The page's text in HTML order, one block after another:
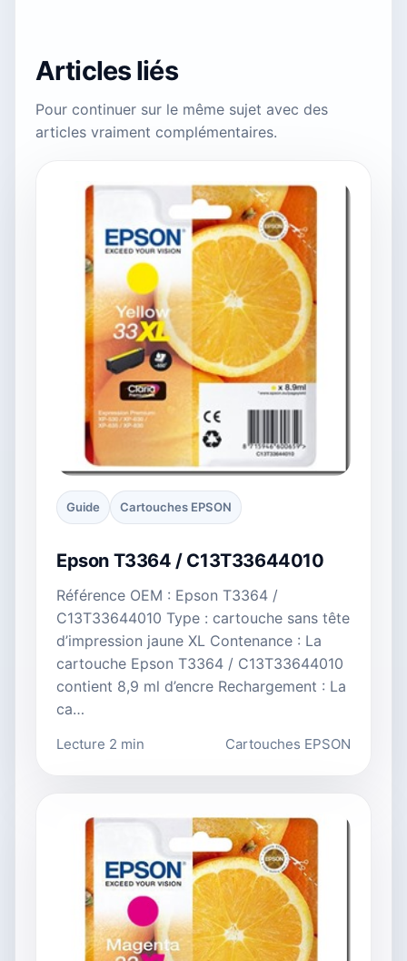
Articles liés
Pour continuer sur le même sujet avec des
articles vraiment complémentaires.
Guide Cartouches EPSON
Epson T3364 / C13T33644010
Référence OEM : Epson T3364 /
C13T33644010 Type : cartouche sans tête
d’impression jaune XL Contenance : La
cartouche Epson T3364 / C13T33644010
contient 8,9 ml d’encre Rechargement : La
ca…
Lecture 2 min Cartouches EPSON